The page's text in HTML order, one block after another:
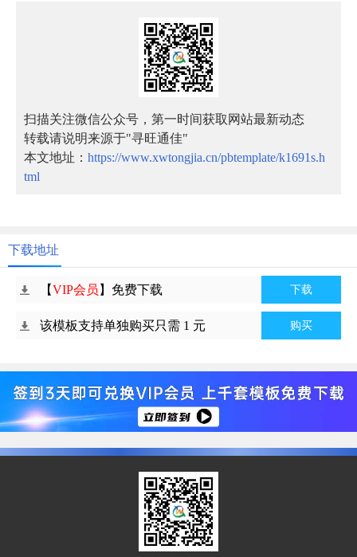
扫描关注微信公众号，第一时间获取网站最新动态
转载请说明来源于"寻旺通佳"
本文地址： https://www.xwtongjia.cn/pbtemplate/k1691s.h
tml
下载地址
【VIP会员 】免费下载 下载
该模板支持单独购买只需 1 元 购买